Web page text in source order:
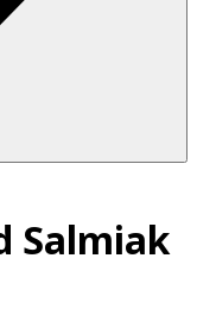
Salmiak